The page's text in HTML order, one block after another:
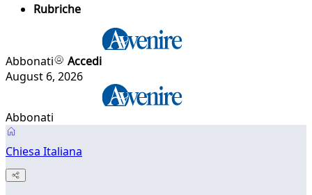
Rubriche
Abbonati
Accedi
August 6, 2026
Abbonati
Chiesa Italiana